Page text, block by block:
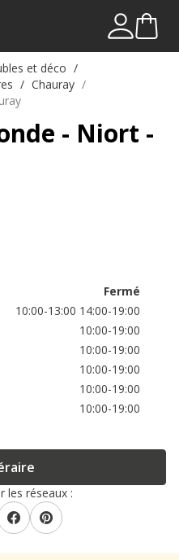
Mon
Me
et déco
Chauray
- Niort -
Fermé
10:00-13:00 14:00-19:00
10:00-19:00
10:00-19:00
10:00-19:00
10:00-19:00
10:00-19:00
les réseaux :